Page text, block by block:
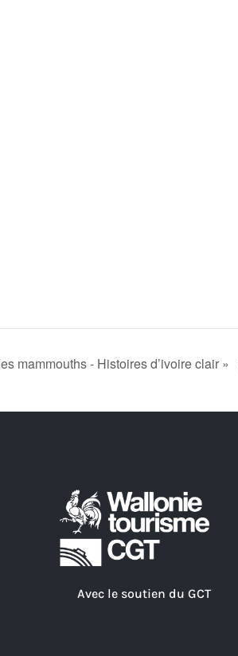
mammouths - Histoires d’ivoire clair »
Avec le soutien du GCT